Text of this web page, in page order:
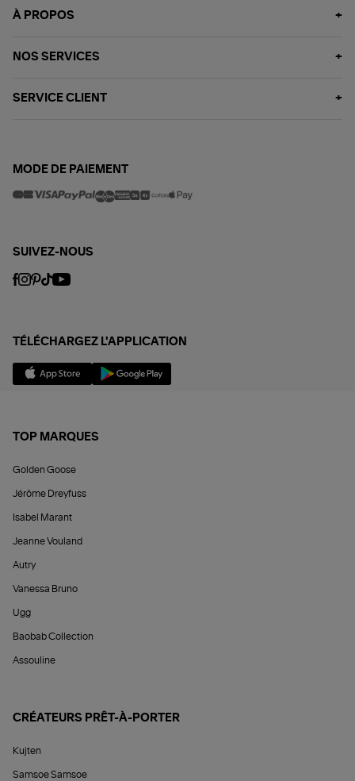
À PROPOS
NOS SERVICES
SERVICE CLIENT
MODE DE PAIEMENT
SUIVEZ-NOUS
TÉLÉCHARGEZ L'APPLICATION
TOP MARQUES
Golden Goose
Jérôme Dreyfuss
Isabel Marant
Jeanne Vouland
Autry
Vanessa Bruno
Ugg
Baobab Collection
Assouline
CRÉATEURS PRÊT-À-PORTER
Kujten
Samsoe Samsoe